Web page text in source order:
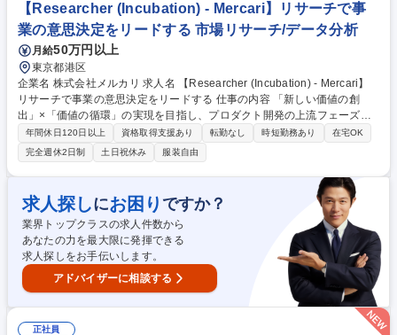
【Researcher (Incubation) - Mercari】リサーチで事
業の意思決定をリードする 市場リサーチ/データ分析
月給50万円以上
東京都港区
企業名 株式会社メルカリ 求人名 【Researcher (Incubation) - Mercari】
リサーチで事業の意思決定をリードする 仕事の内容 「新しい価値の創
出」×「価値の循環」の実現を目指し、プロダクト開発の上流フェーズか
ら深く関与し、リサーチで得た本質的な洞察によって事業の意思決定をリ
ードします。 ■より良いお客さま体験と事業成長へのコミット■お客さま
に届けたい価値の実現に向けた各種部門との連携■定量調査･定性調査に基
づく課題の特定■事業･プロダクト･施策の成功確率を高めるための分析と
提案■リサーチから得られた洞察を具体アクションに繋げるための継続的
な議論への参加■社内のお客さま視点の醸成および仕組作り■リサーチに基
づいて得られたインサイトの全社への発信■AIを活用したリサーチの推進
募集職種 【Researcher (Incubation) - Mercari】リサーチで事業の意思決
定をリードする
年間休日120日以上 資格取得支援あり 転勤なし 時短勤務あり
在宅OK
完全週休2日制
土日祝休み 服装自由
求人探しにお困り ですか？
業界トップクラスの求人件数から
あなたの力を最大限に発揮できる
求人探しをお手伝いします。
アドバイザーに相談する
正社員